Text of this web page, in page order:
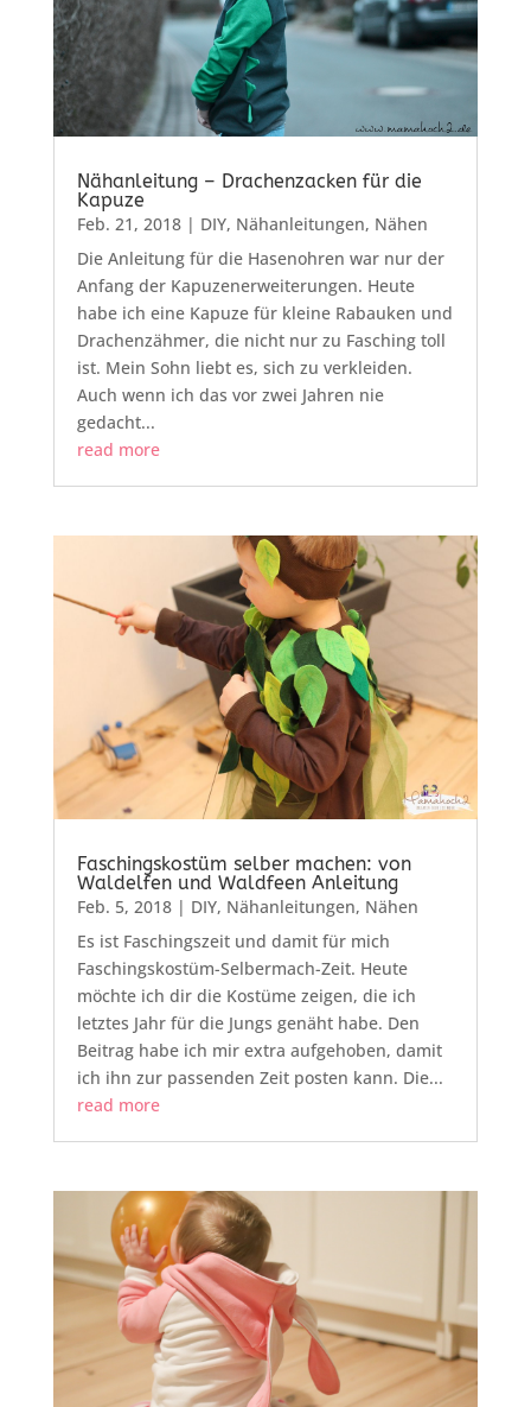
Nähanleitung – Drachenzacken für die
Kapuze
Feb. 21, 2018| DIY, Nähanleitungen, Nähen
Die Anleitung für die Hasenohren war nur der
Anfang der Kapuzenerweiterungen. Heute
habe ich eine Kapuze für kleine Rabauken und
Drachenzähmer, die nicht nur zu Fasching toll
ist. Mein Sohn liebt es, sich zu verkleiden.
Auch wenn ich das vor zwei Jahren nie
gedacht...
read more
Faschingskostüm selber machen: von
Waldelfen und Waldfeen Anleitung
Feb. 5, 2018| DIY, Nähanleitungen, Nähen
Es ist Faschingszeit und damit für mich
Faschingskostüm-Selbermach-Zeit. Heute
möchte ich dir die Kostüme zeigen, die ich
letztes Jahr für die Jungs genäht habe. Den
Beitrag habe ich mir extra aufgehoben, damit
ich ihn zur passenden Zeit posten kann. Die...
read more